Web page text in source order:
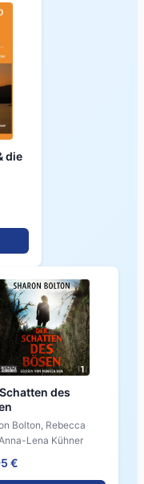
die
des
Bolton, Rebecca
Lena Kühner
€